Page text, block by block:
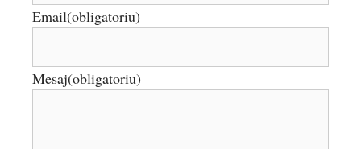
Email(obligatoriu)
Mesaj(obligatoriu)